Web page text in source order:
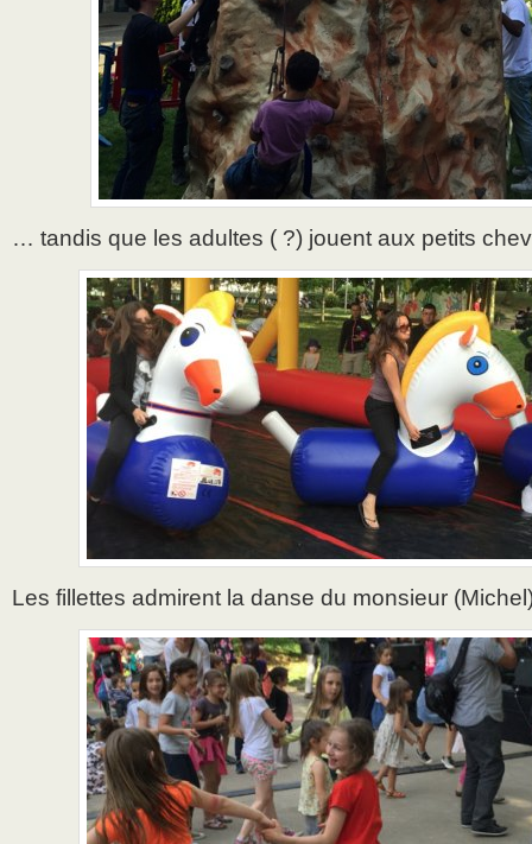
… tandis que les adultes ( ?) jouent aux petits
Les fillettes admirent la danse du monsieur